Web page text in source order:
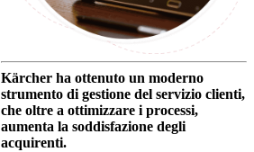
Kärcher ha ottenuto un moderno
strumento di gestione del servizio clienti,
che oltre a ottimizzare i processi,
aumenta la soddisfazione degli
acquirenti.